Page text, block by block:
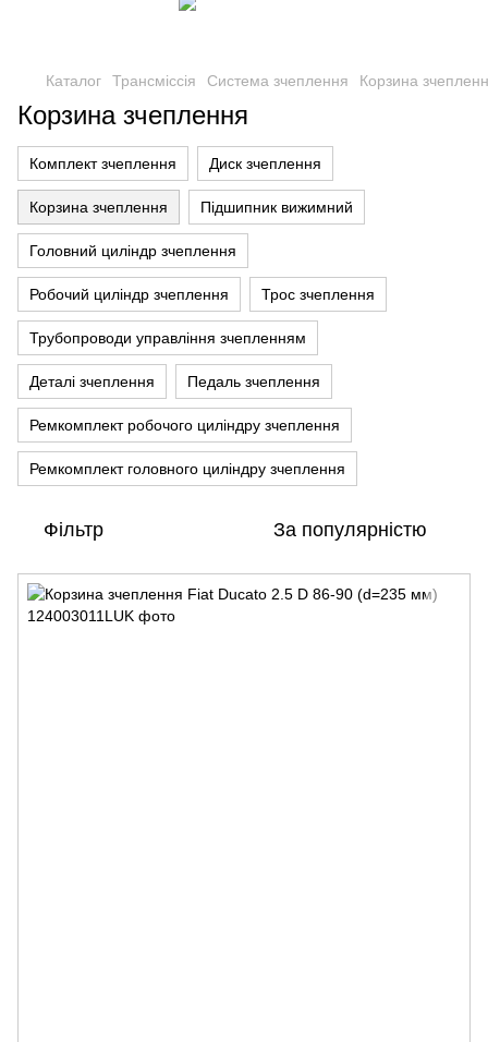
Каталог Трансміссія Система зчеплення Корзина
Корзина зчеплення
Комплект зчеплення Диск зчеплення
Корзина зчеплення Підшипник вижимний
Головний циліндр зчеплення
Робочий циліндр зчеплення Трос зчеплення
Трубопроводи управління зчепленням
Деталі зчеплення Педаль зчеплення
Ремкомплект робочого циліндру зчеплення
Ремкомплект головного циліндру зчеплення
Фільтр За популярністю